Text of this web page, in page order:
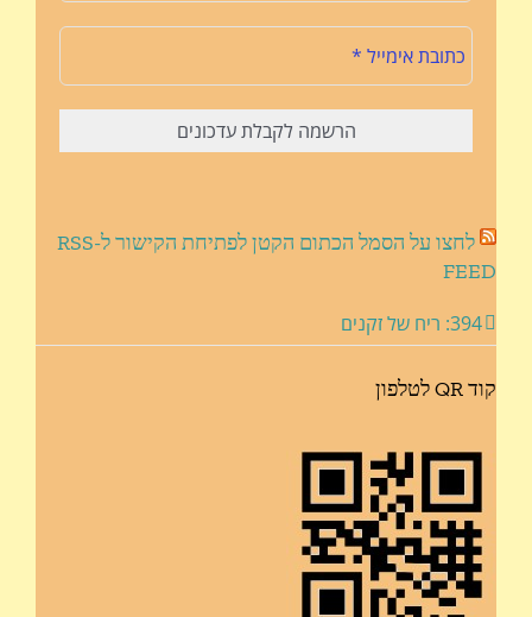
לחצו על הסמל הכתום הקטן לפתיחת הקישור ל-RSS
FEED
394: ריח של זקנים
קוד QR לטלפון